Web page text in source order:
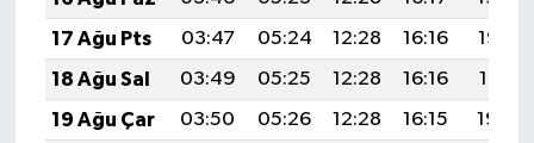
17 Ağu Pts
03:47 05:24 12:28 16:16
19:23
18 Ağu Sal
03:49 05:25 12:28 16:16
19:21
19 Ağu Çar
03:50 05:26 12:28 16:15
19:20